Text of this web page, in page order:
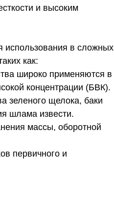
и высоким
в сложных
как:
широко применяются в
концентрации (БВК).
зеленого щелока, баки
шлама извести.
массы, оборотной
первичного и